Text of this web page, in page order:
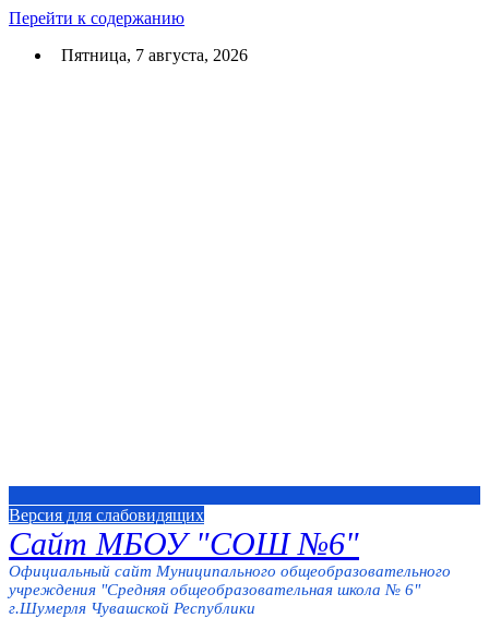
Перейти к содержанию
Пятница, 7 августа, 2026
Версия для слабовидящих
Сайт МБОУ "СОШ №6"
Официальный сайт Муниципального общеобразовательного
учреждения "Средняя общеобразовательная школа № 6"
г.Шумерля Чувашской Республики